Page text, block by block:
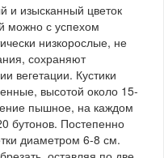
и изысканный цветок
можно с успехом
низкорослые, не
сохраняют
вегетации. Кустики
высотой около 15-
пышное, на каждом
бутонов. Постепенно
диаметром 6-8 см.